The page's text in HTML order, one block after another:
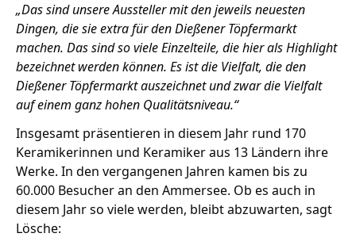
Stellenangebote
Unternehmen
Das geheime Geräusch
Wandern
Amphibienschutz
Team
Service
Nachgehört
Podcast
Handwerker
„Das sind unsere Aussteller mit den jeweils neuesten
Dingen, die sie extra für den Dießener Töpfermarkt
machen. Das sind so viele Einzelteile, die hier als Highlight
bezeichnet werden können. Es ist die Vielfalt, die den
Dießener Töpfermarkt auszeichnet und zwar die Vielfalt
auf einem ganz hohen Qualitätsniveau.“
Insgesamt präsentieren in diesem Jahr rund 170
Keramikerinnen und Keramiker aus 13 Ländern ihre
Werke. In den vergangenen Jahren kamen bis zu
60.000 Besucher an den Ammersee. Ob es auch in
diesem Jahr so viele werden, bleibt abzuwarten, sagt
Lösche: